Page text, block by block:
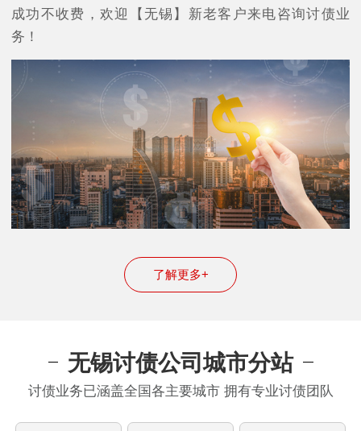
成功不收费，欢迎【无锡】新老客户来电咨询讨债业
务！
了解更多+
无锡讨债公司城市分站
讨债业务已涵盖全国各主要城市 拥有专业讨债团队